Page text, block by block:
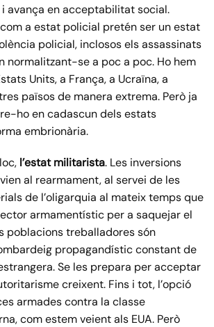
avança en acceptabilitat social.
a estat policial pretén ser un estat
policial, inclosos els assassinats
normalitzant-se a poc a poc. Ho hem
Units, a França, a Ucraïna, a
països de manera extrema. Però ja
ho en cadascun dels estats
embrionària.
l’estat militarista. Les inversions
al rearmament, al servei de les
de l’oligarquia al mateix temps que
armamentístic per a saquejar el
poblacions treballadores són
propagandístic constant de
Se les prepara per acceptar
creixent. Fins i tot, l’opció
armades contra la classe
com estem veient als EUA. Però